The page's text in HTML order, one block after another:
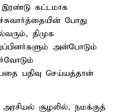
இரண்டு கட்டமாக
போது
திமுக
அன்போடும்
பதிவு செய்யத்தான்
சூழலில், நமக்குத்